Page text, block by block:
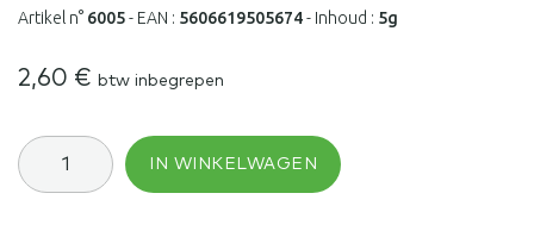
Artikel n° 6005- EAN : 5606619505674- Inhoud : 5g
2,60 € btw inbegrepen
Snijsla
Amerikaanse
Roodrand
IN WINKELWAGEN